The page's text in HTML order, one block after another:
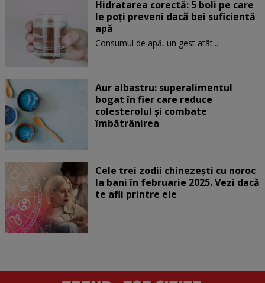
Hidratarea corectă: 5 boli pe care
le poți preveni dacă bei suficientă
apă
Consumul de apă, un gest atât...
Aur albastru: superalimentul
bogat în fier care reduce
colesterolul și combate
îmbătrânirea
Cele trei zodii chinezești cu noroc
la bani în februarie 2025. Vezi dacă
te afli printre ele